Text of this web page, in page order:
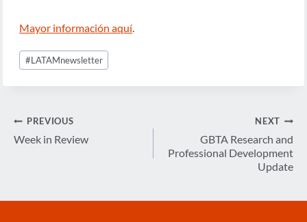
Mayor información aquí.
Post
Tags:
#LATAMnewsletter
Post
navigation
PREVIOUS
Week in Review
NEXT
GBTA Research and
Professional Development
Update